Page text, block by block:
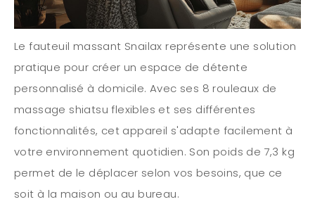
Le fauteuil massant Snailax représente une solution
pratique pour créer un espace de détente
personnalisé à domicile. Avec ses 8 rouleaux de
massage shiatsu flexibles et ses différentes
fonctionnalités, cet appareil s'adapte facilement à
votre environnement quotidien. Son poids de 7,3 kg
permet de le déplacer selon vos besoins, que ce
soit à la maison ou au bureau.